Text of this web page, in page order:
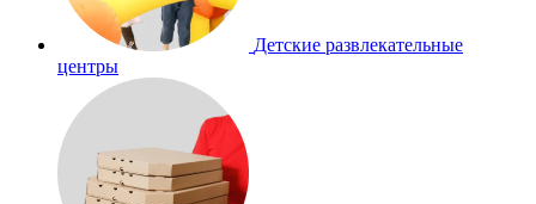
Детские развлекательные
центры